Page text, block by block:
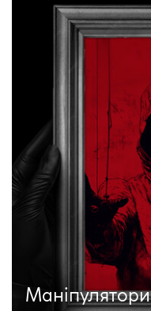
Маніпулятори